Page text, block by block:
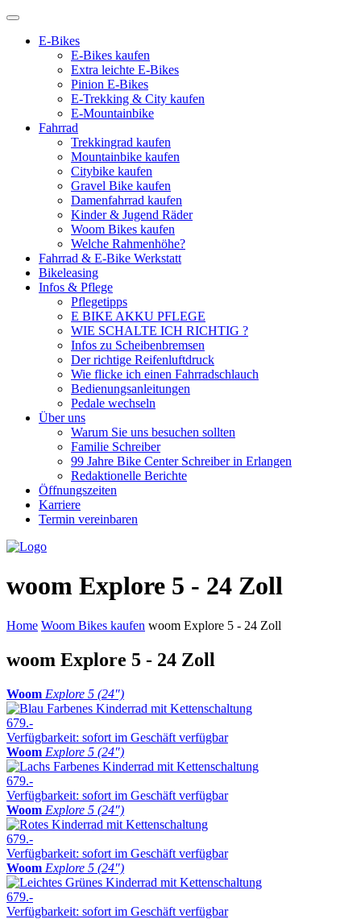
E-Bikes
E-Bikes kaufen
Extra leichte E-Bikes
Pinion E-Bikes
E-Trekking & City kaufen
E-Mountainbike
Fahrrad
Trekkingrad kaufen
Mountainbike kaufen
Citybike kaufen
Gravel Bike kaufen
Damenfahrrad kaufen
Kinder & Jugend Räder
Woom Bikes kaufen
Welche Rahmenhöhe?
Fahrrad & E-Bike Werkstatt
Bikeleasing
Infos & Pflege
Pflegetipps
E BIKE AKKU PFLEGE
WIE SCHALTE ICH RICHTIG ?
Infos zu Scheibenbremsen
Der richtige Reifenluftdruck
Wie flicke ich einen Fahrradschlauch
Bedienungsanleitungen
Pedale wechseln
Über uns
Warum Sie uns besuchen sollten
Familie Schreiber
99 Jahre Bike Center Schreiber in Erlangen
Redaktionelle Berichte
Öffnungszeiten
Karriere
Termin vereinbaren
woom Explore 5 - 24 Zoll
Home Woom Bikes kaufen woom Explore 5 - 24 Zoll
woom Explore 5 - 24 Zoll
Woom Explore 5 (24″)
679.-
Verfügbarkeit: sofort im Geschäft verfügbar
Woom Explore 5 (24″)
679.-
Verfügbarkeit: sofort im Geschäft verfügbar
Woom Explore 5 (24″)
679.-
Verfügbarkeit: sofort im Geschäft verfügbar
Woom Explore 5 (24″)
679.-
Verfügbarkeit: sofort im Geschäft verfügbar